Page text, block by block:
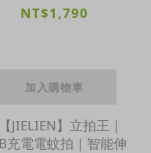
輪迷你風槍 | 手
NT$1,790
加入購物車